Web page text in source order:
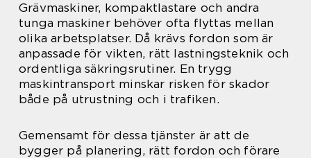
Grävmaskiner, kompaktlastare och andra
tunga maskiner behöver ofta flyttas mellan
olika arbetsplatser. Då krävs fordon som är
anpassade för vikten, rätt lastningsteknik och
ordentliga säkringsrutiner. En trygg
maskintransport minskar risken för skador
både på utrustning och i trafiken.
Gemensamt för dessa tjänster är att de
bygger på planering, rätt fordon och förare